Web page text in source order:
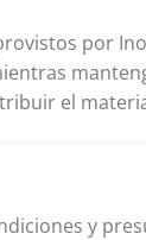
por
el
y